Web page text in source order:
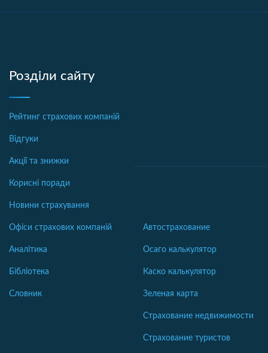
Розділи сайту
Рейтинг страхових компаній
Відгуки
Акції та знижки
Корисні поради
Новини страхування
Офіси страхових компаній
Аналітика
Бібліотека
Словник
Автострахование
Осаго калькулятор
Каско калькулятор
Зеленая карта
Страхование недвижимости
Страхование туристов